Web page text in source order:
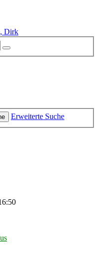
Dirk
Erweiterte Suche